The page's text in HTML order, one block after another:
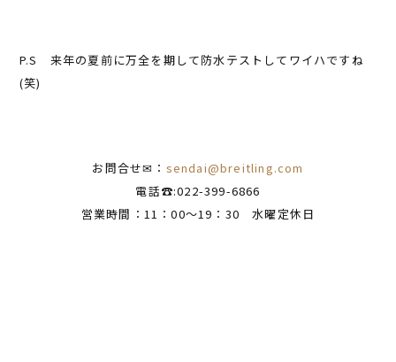
P.S 来年の夏前に万全を期して防水テストしてワイハですね
(笑)
お問合せ✉： sendai@breitling.com
電話☎:022-399-6866
営業時間：11：00～19：30 水曜定休日